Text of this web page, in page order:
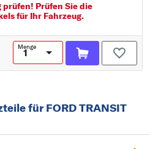
Prüfen Sie die
für Ihr Fahrzeug.
Menge
für FORD TRANSIT